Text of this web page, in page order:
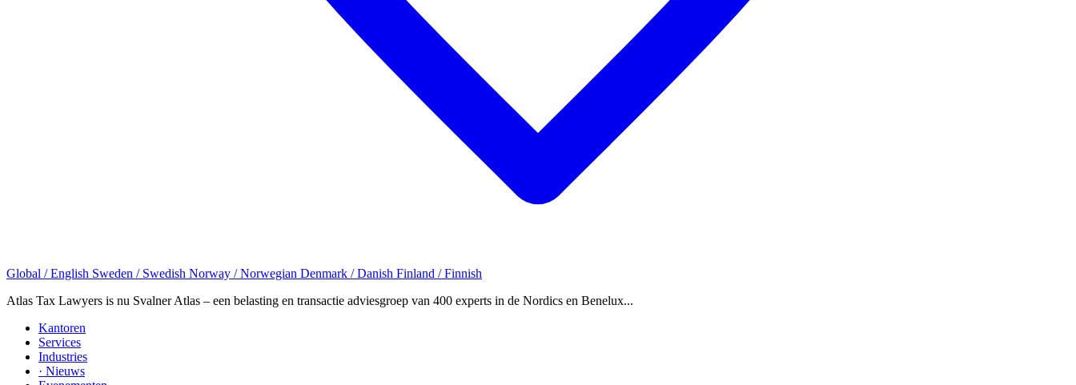
Global / English Sweden / Swedish Norway / Norwegian Denmark / Danish Finland / Finnish
Atlas Tax Lawyers is nu Svalner Atlas – een belasting en transactie adviesgroep van 400 experts in de Nordics en Benelux...
Kantoren
Services
Industries
· Nieuws